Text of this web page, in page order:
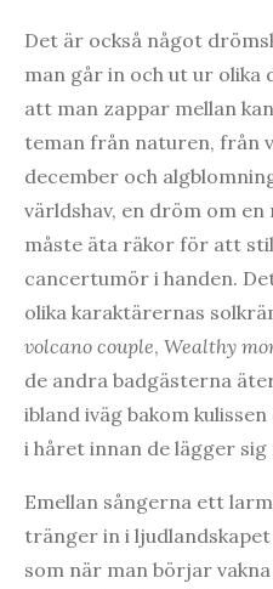
Det är också något
man går in och ut ur olika
att man zappar mellan
teman från naturen, från
december och
världshav, en dröm om
måste äta räkor för att
cancertumör i handen.
olika karaktärernas
volcano couple, Wealthy
de andra badgästerna
ibland iväg bakom
i håret innan de lägger sig
Emellan sångerna ett
tränger in i
som när man börjar